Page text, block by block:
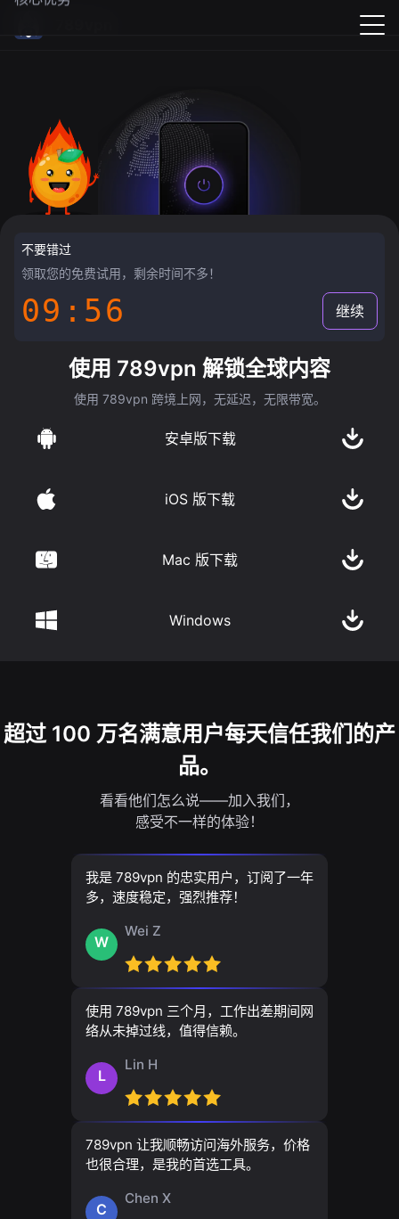
不要错过
领取您的免费试用，剩余时间不多！
09:55 继续
使用 789vpn 解锁全球内容
使用 789vpn 跨境上网，无延迟，无限带宽。
安卓版下载
iOS 版下载
Mac 版下载
Windows
超过 100 万名满意用户每天信任我们的产
品。
看看他们怎么说——加入我们，
感受不一样的体验！
我是 789vpn 的忠实用户，订阅了一年
多，速度稳定，强烈推荐！
W
Wei Z
使用 789vpn 三个月，工作出差期间网
络从未掉过线，值得信赖。
L
Lin H
789vpn 让我顺畅访问海外服务，价格
也很合理，是我的首选工具。
C
Chen X